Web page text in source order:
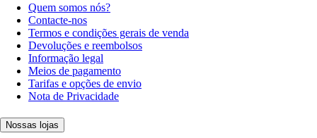
Quem somos nós?
Contacte-nos
Termos e condições gerais de venda
Devoluções e reembolsos
Informação legal
Meios de pagamento
Tarifas e opções de envio
Nota de Privacidade
Nossas lojas